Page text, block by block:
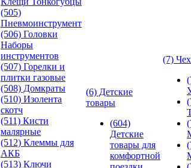
(505)
Пневмоинструмент
(506) Головки
Наборы
инструментов
(507) Горелки и
плитки газовые
(508) Домкраты
(510) Изолента
скотч
(511) Кисти
малярные
(512) Клеммы для
АКБ
(513) Ключи
(6) Детские
товары
(604)
Детские
товары для
комфортной
(7)